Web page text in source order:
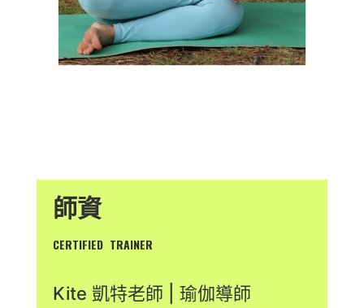
師資
CERTIFIED TRAINER
Kite 凱特老師 | 瑜伽導師